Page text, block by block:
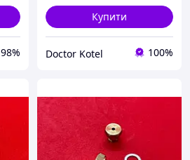
98%
Купити
Doctor Kotel 100%